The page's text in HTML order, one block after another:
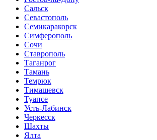
Сальск
Севастополь
Семикаракорск
Симферополь
Сочи
Ставрополь
Таганрог
Тамань
Темрюк
Тимашевск
Туапсе
Усть-Лабинск
Черкесск
Шахты
Ялта